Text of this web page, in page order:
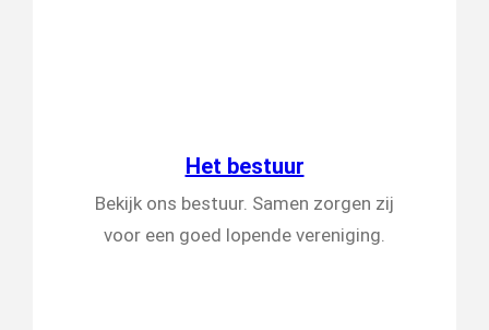
Het bestuur
Bekijk ons bestuur. Samen zorgen zij
voor een goed lopende vereniging.